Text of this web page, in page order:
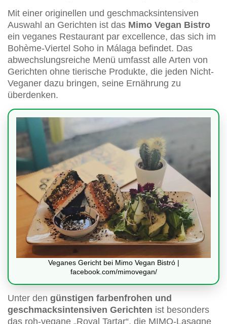
Mit einer originellen und geschmacksintensiven
Auswahl an Gerichten ist das Mimo Vegan Bistro
ein veganes Restaurant par excellence, das sich im
Bohème-Viertel Soho in Málaga befindet. Das
abwechslungsreiche Menü umfasst alle Arten von
Gerichten ohne tierische Produkte, die jeden Nicht-
Veganer dazu bringen, seine Ernährung zu
überdenken.
Veganes Gericht bei Mimo Vegan Bistró |
facebook.com/mimovegan/
Unter den günstigen farbenfrohen und
geschmacksintensiven Gerichten ist besonders
das roh-vegane „Royal Tartar“, die MIMO-Lasagne